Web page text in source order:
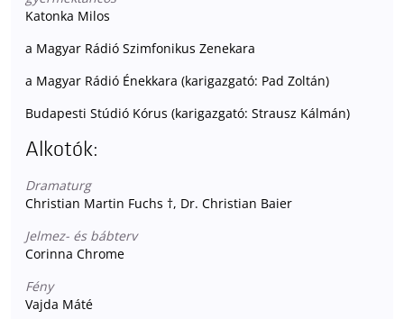
Katonka Milos
a Magyar Rádió Szimfonikus Zenekara
a Magyar Rádió Énekkara (karigazgató: Pad Zoltán)
Budapesti Stúdió Kórus (karigazgató: Strausz Kálmán)
Alkotók:
Dramaturg
Christian Martin Fuchs †, Dr. Christian Baier
Jelmez- és bábterv
Corinna Chrome
Fény
Vajda Máté